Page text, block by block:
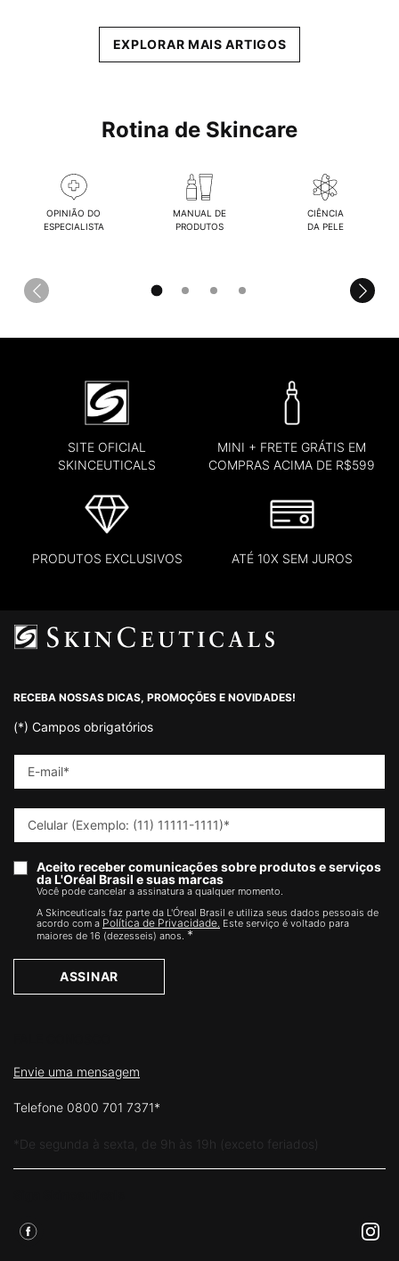
EXPLORAR MAIS ARTIGOS
Rotina de Skincare
OPINIÃO DO
ESPECIALISTA
MANUAL DE
PRODUTOS
CIÊNCIA
DA PELE
SITE OFICIAL
SKINCEUTICALS
MINI + FRETE GRÁTIS EM
COMPRAS ACIMA DE R$599
PRODUTOS EXCLUSIVOS ATÉ 10X SEM JUROS
RECEBA NOSSAS DICAS, PROMOÇÕES E NOVIDADES!
(*) Campos obrigatórios
E-mail*
Celular (Exemplo: (11) 11111-1111)*
Aceito receber comunicações sobre produtos e serviços
da L'Oréal Brasil e suas marcas
Você pode cancelar a assinatura a qualquer momento.​
A Skinceuticals faz parte da L'Óreal Brasil e utiliza seus dados pessoais de
acordo com a Política de Privacidade. Este serviço é voltado para
maiores de 16 (dezesseis) anos. *
ASSINAR
Envie uma mensagem
Telefone 0800 701 7371*
*De segunda à sexta, de 9h às 19h (exceto feriados)